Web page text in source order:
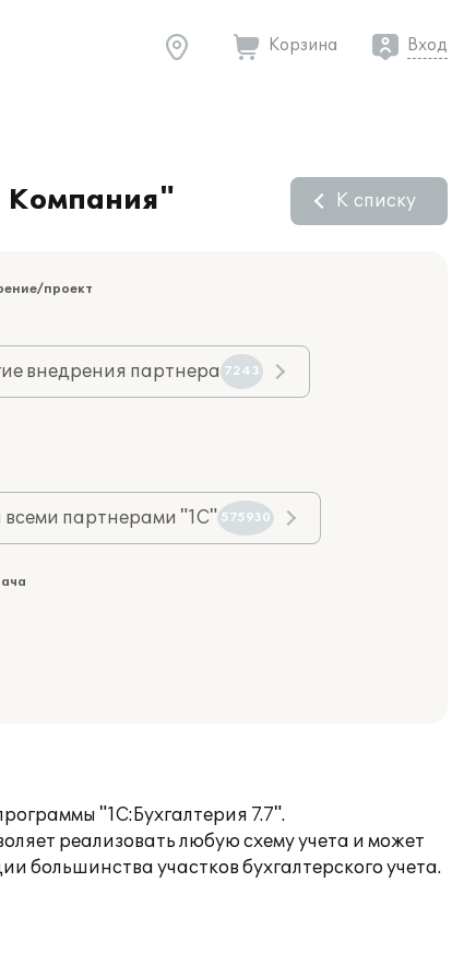
Корзина Вход
Компания" К списку
проект
внедрения партнера 7243
партнерами "1С" 575930
"1С:Бухгалтерия 7.7".
реализовать любую схему учета и может
большинства участков бухгалтерского учета.